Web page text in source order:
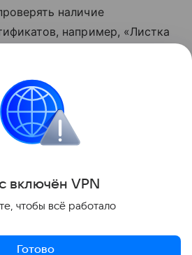
наличие
например, «Листка
имеет ровную
и четкий рисунок.
включён VPN
чтобы всё работало
Готово